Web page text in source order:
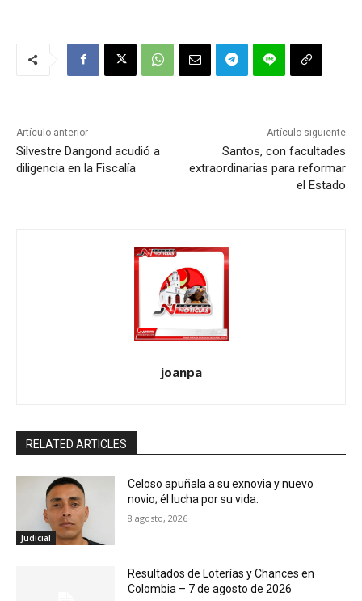
Artículo anterior
Silvestre Dangond acudió a
diligencia en la Fiscalía
Artículo siguiente
Santos, con facultades
extraordinarias para reformar
el Estado
joanpa
RELATED ARTICLES
Judicial
Celoso apuñala a su exnovia y nuevo
novio; él lucha por su vida.
8 agosto, 2026
Resultados de Loterías y Chances en
Colombia – 7 de agosto de 2026